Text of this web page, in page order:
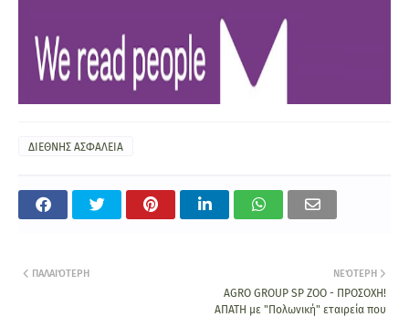
ΔΙΕΘΝΗΣ ΑΣΦΑΛΕΙΑ
ΝΕΌΤΕΡΗ
AGRO GROUP SP ZOO - ΠΡΟΣΟΧΗ!
ΑΠΑΤΗ με "Πολωνική" εταιρεία που
ΠΑΛΑΙΌΤΕΡΗ